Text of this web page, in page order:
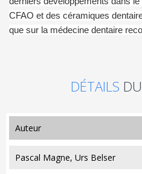
CFAO et des céramiques
que sur la médecine dentaire
DÉTAILS
auteur
Pascal Magne, Urs Belser